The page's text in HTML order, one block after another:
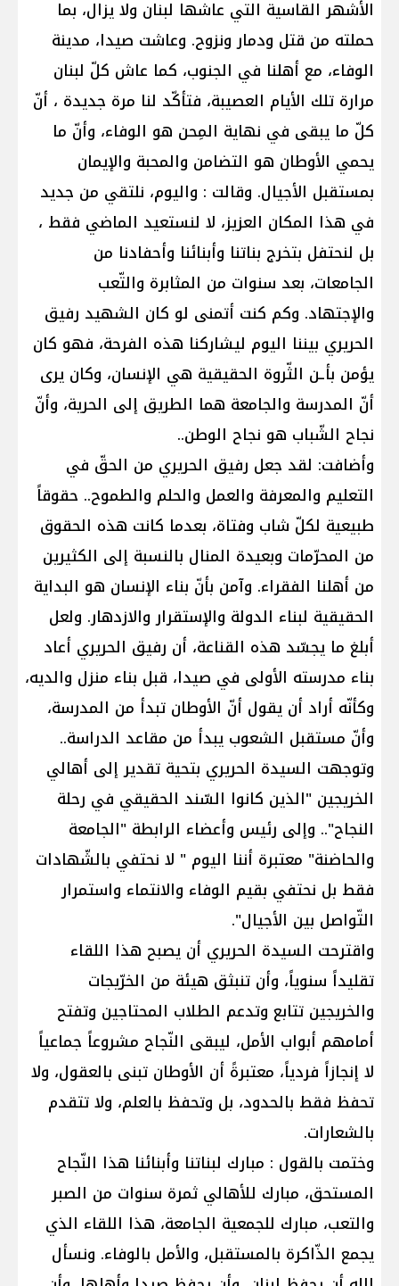
الأشهر القاسية التي عاشها لبنان ولا يزال، بما
حملته من قتل ودمار ونزوح. وعاشت صيدا، مدينة
الوفاء، مع أهلنا في الجنوب، كما عاش كلّ لبنان
مرارة تلك الأيام العصيبة، فتأكّد لنا مرة جديدة ، أنّ
كلّ ما يبقى في نهاية المِحن هو الوفاء، وأنّ ما
يحمي الأوطان هو التضامن والمحبة والإيمان
بمستقبل الأجيال. وقالت : واليوم، نلتقي من جديد
في هذا المكان العزيز، لا لنستعيد الماضي فقط ،
بل لنحتفل بتخرج بناتنا وأبنائنا وأحفادنا من
الجامعات، بعد سنوات من المثابرة والتّعب
والإجتهاد. وكم كنت أتمنى لو كان الشهيد رفيق
الحريري بيننا اليوم ليشاركنا هذه الفرحة، فهو كان
يؤمن بأـن الثّروة الحقيقية هي الإنسان، وكان يرى
أنّ المدرسة والجامعة هما الطريق إلى الحرية، وأنّ
نجاح الشّباب هو نجاح الوطن..
وأضافت: لقد جعل رفيق الحريري من الحقّ في
التعليم والمعرفة والعمل والحلم والطموح.. حقوقاً
طبيعية لكلّ شاب وفتاة، بعدما كانت هذه الحقوق
من المحرّمات وبعيدة المنال بالنسبة إلى الكثيرين
من أهلنا الفقراء. وآمن بأنّ بناء الإنسان هو البداية
الحقيقية لبناء الدولة والإستقرار والازدهار. ولعل
أبلغ ما يجسّد هذه القناعة، أن رفيق الحريري أعاد
بناء مدرسته الأولى في صيدا، قبل بناء منزل والديه،
وكأنّه أراد أن يقول أنّ الأوطان تبدأ من المدرسة،
وأنّ مستقبل الشعوب يبدأ من مقاعد الدراسة..
وتوجهت السيدة الحريري بتحية تقدير إلى أهالي
الخريجين "الذين كانوا السّند الحقيقي في رحلة
النجاح".. وإلى رئيس وأعضاء الرابطة "الجامعة
والحاضنة" معتبرة أننا اليوم " لا نحتفي بالشّهادات
فقط بل نحتفي بقيم الوفاء والانتماء واستمرار
التّواصل بين الأجيال".
واقترحت السيدة الحريري أن يصبح هذا اللقاء
تقليداً سنوياً، وأن تنبثق هيئة من الخرّيجات
والخريجين تتابع وتدعم الطلاب المحتاجين وتفتح
أمامهم أبواب الأمل، ليبقى النّجاح مشروعاً جماعياً
لا إنجازاً فردياً، معتبرةً أن الأوطان تبنى بالعقول، ولا
تحفظ فقط بالحدود، بل وتحفظ بالعلم، ولا تتقدم
بالشعارات.
وختمت بالقول : مبارك لبناتنا وأبنائنا هذا النّجاح
المستحق، مبارك للأهالي ثمرة سنوات من الصبر
والتعب، مبارك للجمعية الجامعة، هذا اللقاء الذي
يجمع الذّاكرة بالمستقبل، والأمل بالوفاء. ونسأل